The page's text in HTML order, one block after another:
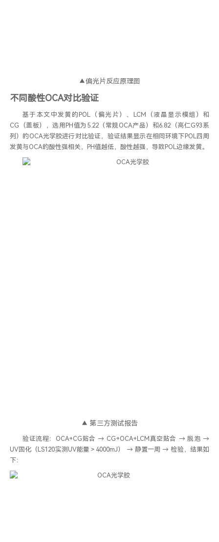
▲偏光片反应原理图
不同酸性OCA对比验证
基于本文中发黄的POL（偏光片）、LCM（液晶显示模组）和
CG（盖板），选用PH值为5.22（常规OCA产品）和6.82（高仁G93系
列）的OCA光学胶进行对比验证，验证结果显示在相同环境下POL四周
发黄与OCA的酸性强相关，PH值越低，酸性越强，导致POL边缘发黄。
▲ 第三方测试报告
验证流程：OCA+CG贴合 → CG+OCA+LCM真空贴合 → 脱泡 →
UV固化（LS120实测UV能量＞4000mJ） → 静置一周 → 检验，结果如
下：